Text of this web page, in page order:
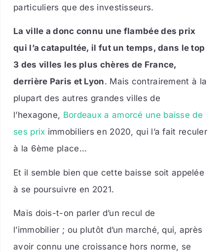
particuliers que des investisseurs.
La ville a donc connu une flambée des prix
qui l’a catapultée, il fut un temps, dans le top
3 des villes les plus chères de France,
derrière Paris et Lyon. Mais contrairement à la
plupart des autres grandes villes de
l’hexagone, Bordeaux a amorcé une baisse de
ses prix immobiliers en 2020, qui l’a fait reculer
à la 6ème place…
Et il semble bien que cette baisse soit appelée
à se poursuivre en 2021.
Mais dois-t-on parler d’un recul de
l’immobilier ; ou plutôt d’un marché, qui, après
avoir connu une croissance hors norme, se